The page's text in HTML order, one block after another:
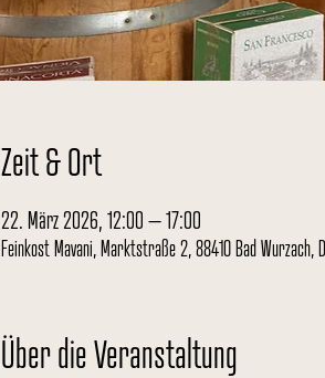
Zeit & Ort
22. März 2026, 12:00 – 17:00
Feinkost Mavani, Marktstraße 2, 88410 Bad Wurzach,
Über die Veranstaltung